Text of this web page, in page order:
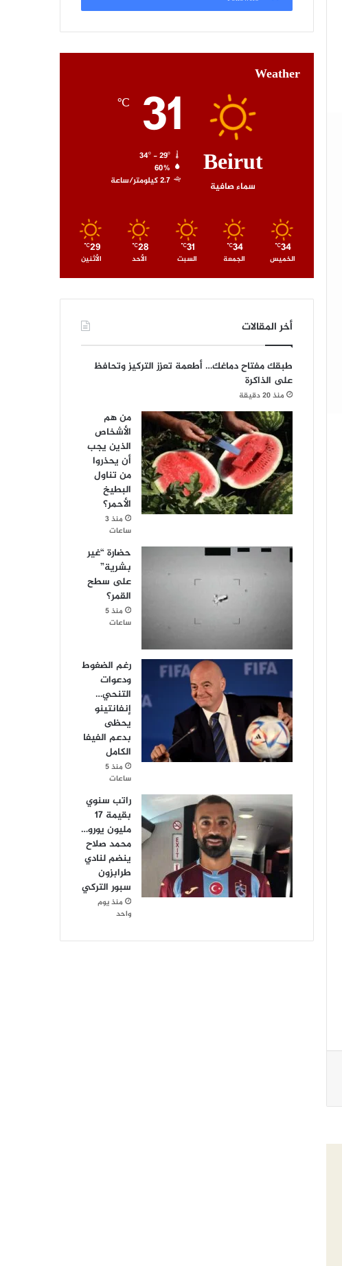
Weather
Beirut
سماء صافية
31
℃
34º - 29º
60%
2.7 كيلومتر/ساعة
34
℃
الخميس
34
℃
الجمعة
31
℃
السبت
28
℃
الأحد
29
℃
الأثنين
أخر المقالات
طبقك مفتاح دماغك… أطعمة تعزز التركيز وتحافظ
على الذاكرة
منذ 20 دقيقة
من هم
الأشخاص
الذين يجب
أن يحذروا
من تناول
البطيخ
الأحمر؟
منذ 3
ساعات
حضارة “غير
بشرية”
على سطح
القمر؟
منذ 5
ساعات
رغم الضغوط
ودعوات
التنحي…
إنفانتينو
يحظى
بدعم الفيفا
الكامل
منذ 5
ساعات
راتب سنوي
بقيمة 17
مليون يورو…
محمد صلاح
ينضم لنادي
طرابزون
سبور التركي
منذ يوم
واحد